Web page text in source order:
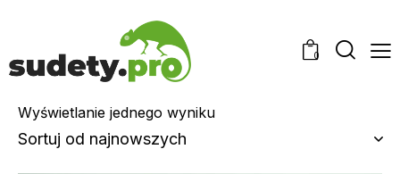
0
Wyświetlanie jednego wyniku